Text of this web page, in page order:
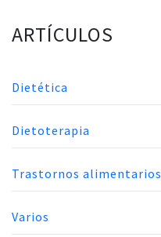
ARTÍCULOS
Dietética
Dietoterapia
Trastornos alimentarios
Varios